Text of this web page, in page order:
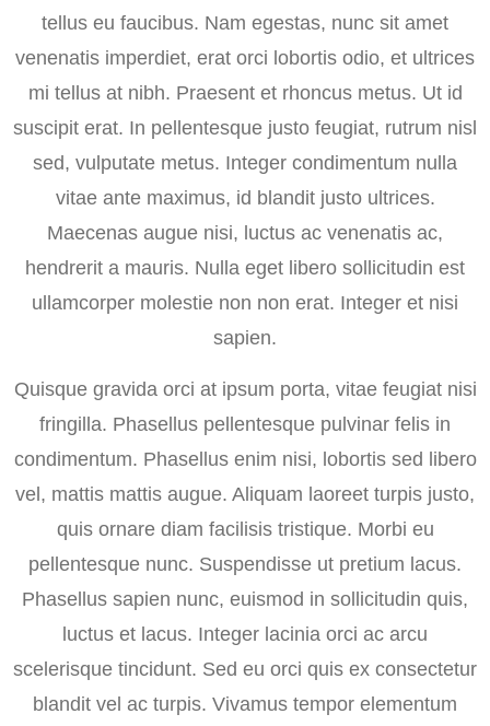
tellus eu faucibus. Nam egestas, nunc sit amet
venenatis imperdiet, erat orci lobortis odio, et ultrices
mi tellus at nibh. Praesent et rhoncus metus. Ut id
suscipit erat. In pellentesque justo feugiat, rutrum nisl
sed, vulputate metus. Integer condimentum nulla
vitae ante maximus, id blandit justo ultrices.
Maecenas augue nisi, luctus ac venenatis ac,
hendrerit a mauris. Nulla eget libero sollicitudin est
ullamcorper molestie non non erat. Integer et nisi
sapien.
Quisque gravida orci at ipsum porta, vitae feugiat nisi
fringilla. Phasellus pellentesque pulvinar felis in
condimentum. Phasellus enim nisi, lobortis sed libero
vel, mattis mattis augue. Aliquam laoreet turpis justo,
quis ornare diam facilisis tristique. Morbi eu
pellentesque nunc. Suspendisse ut pretium lacus.
Phasellus sapien nunc, euismod in sollicitudin quis,
luctus et lacus. Integer lacinia orci ac arcu
scelerisque tincidunt. Sed eu orci quis ex consectetur
blandit vel ac turpis. Vivamus tempor elementum